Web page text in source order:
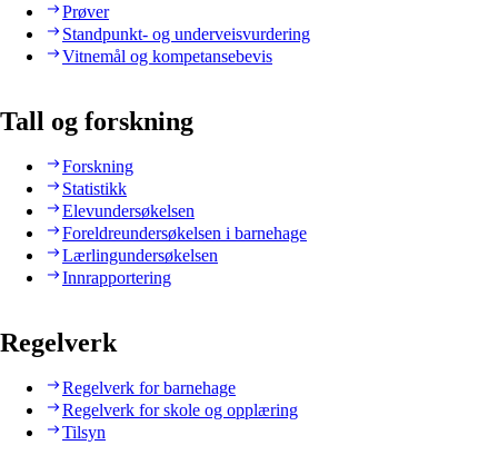
Prøver
Standpunkt- og underveisvurdering
Vitnemål og kompetansebevis
Tall og forskning
Forskning
Statistikk
Elevundersøkelsen
Foreldreundersøkelsen i barnehage
Lærlingundersøkelsen
Innrapportering
Regelverk
Regelverk for barnehage
Regelverk for skole og opplæring
Tilsyn